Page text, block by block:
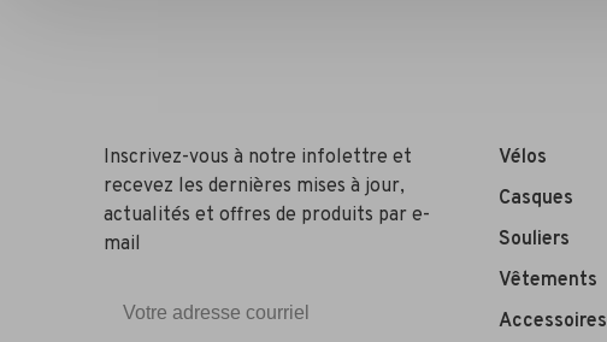
Inscrivez-vous à notre infolettre et
recevez les dernières mises à jour,
actualités et offres de produits par e-
mail
Vélos
Casques
Souliers
Vêtements
Accessoires